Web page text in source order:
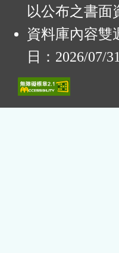
以公布之書面
資料庫內容雙
日：2026/07/